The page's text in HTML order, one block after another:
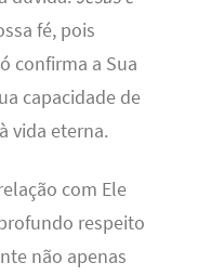
fé, pois
confirma a Sua
capacidade de
vida eterna.
com Ele
respeito
não apenas